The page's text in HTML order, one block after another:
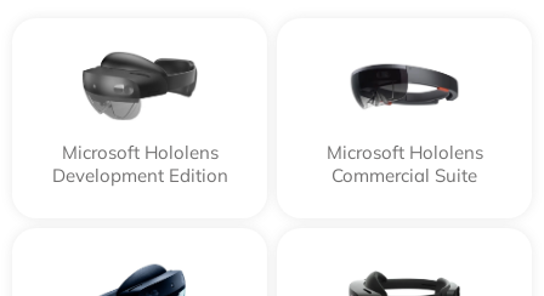
Microsoft Hololens
Development Edition
Microsoft Hololens
Commercial Suite